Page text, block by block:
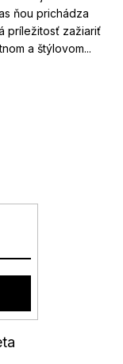
ňou prichádza
príležitosť zažiariť
a štýlovom...